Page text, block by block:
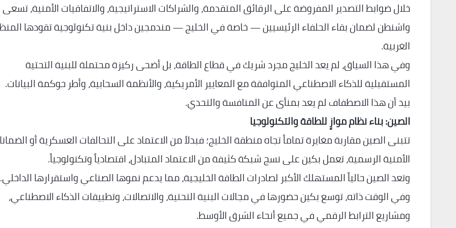
خلال ضوابط التصدير المفروضة على الرقائق المتقدمة، والشراكات الاستراتيجية، والاتفاقيات الأمنية، تسعى
واشنطن لضمان بقاء الحلفاء الرئيسيين — خاصة في الخليج — مندمجين داخل بنية تكنولوجية تقودها
الغربية.
وفي هذا السياق، لم يعد الخليج مجرد شريك في قطاع الطاقة، بل أضحى ركيزة محتملة للبنية التحتية
المستقبلية للذكاء الاصطناعي المتوافقة مع المعايير الأمريكية، والأنظمة السحابية، وأطر حوكمة البيانات.
بيد أن هذا الاصطفاف لم يعد بمنأى عن المنافسة والتحدي.
الصين: بناء نظام موازٍ للطاقة والتكنولوجيا
تتبنى الصين مقاربة مغايرة تماماً تجاه منطقة الخليج؛ فبدلاً من الاعتماد على التحالفات العسكرية أو
الأمنية الرسمية، تعمل بكين على نسج شبكة كثيفة من الاعتماد المتبادل، اقتصادياً وتكنولوجياً.
وتعد الصين حالياً المستهلك الأكبر لصادرات الطاقة الخليجية، مما يدعم نموها الصناعي واستقرارها الداخلي.
وفي الوقت ذاته، توسع بكين حضورها في مجالات البنية التحتية، والاتصالات، وتطبيقات الذكاء الاصطناعي،
ومشاريع الترابط الرقمي في جميع أنحاء الشرق الأوسط.